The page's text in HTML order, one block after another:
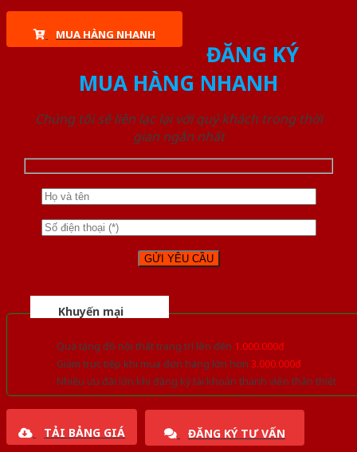
MUA HÀNG NHANH
ĐĂNG KÝ
MUA HÀNG NHANH
Chúng tôi sẽ liên lạc lại với quý khách trong thời
gian ngắn nhất
Khuyến mại
Quà tặng đồ nội thất trang trí lên đến 1.000.000đ
Giảm trực tiếp khi mua đơn hàng lớn hơn 3.000.000đ
Nhiều ưu đãi lớn khi đăng ký tài khoản thành viên thân thiết
TẢI BẢNG GIÁ ĐĂNG KÝ TƯ VẤN